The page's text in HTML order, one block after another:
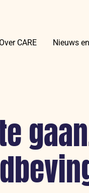
Over CARE Nieuws